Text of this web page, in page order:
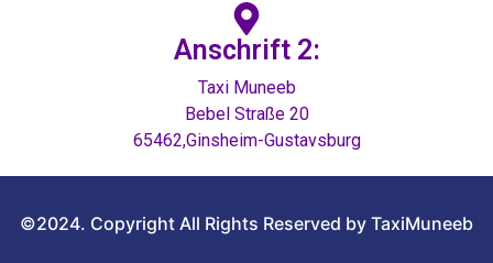
Anschrift 2:
Taxi Muneeb
Bebel Straße 20
65462,Ginsheim-Gustavsburg
©2024. Copyright All Rights Reserved by TaxiMuneeb